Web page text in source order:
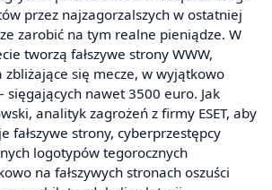
przez najzagorzalszych w ostatniej
zarobić na tym realne pieniądze. W
tworzą fałszywe strony WWW,
się mecze, w wyjątkowo
sięgających nawet 3500 euro. Jak
analityk zagrożeń z firmy ESET, aby
fałszywe strony, cyberprzestępcy
logotypów tegorocznych
na fałszywych stronach oszuści